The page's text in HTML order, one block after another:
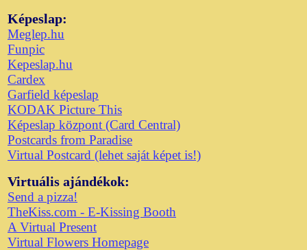
Képeslap:
Meglep.hu
Funpic
Kepeslap.hu
Cardex
Garfield képeslap
KODAK Picture This
Képeslap központ (Card Central)
Postcards from Paradise
Virtual Postcard (lehet saját képet is!)
Virtuális ajándékok:
Send a pizza!
TheKiss.com - E-Kissing Booth
A Virtual Present
Virtual Flowers Homepage